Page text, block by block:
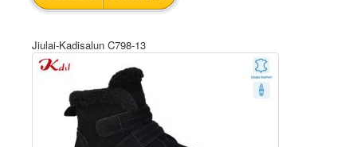
Jiulai-Kadisalun C798-13